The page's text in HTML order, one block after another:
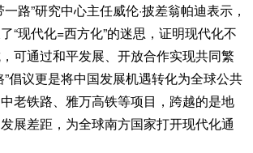
”研究中心主任威伦·披差翁帕迪表示，
“现代化=西方化”的迷思，证明现代化不
可通过和平发展、开放合作实现共同繁
”倡议更是将中国发展机遇转化为全球公共
老铁路、雅万高铁等项目，跨越的是地
展差距，为全球南方国家打开现代化通